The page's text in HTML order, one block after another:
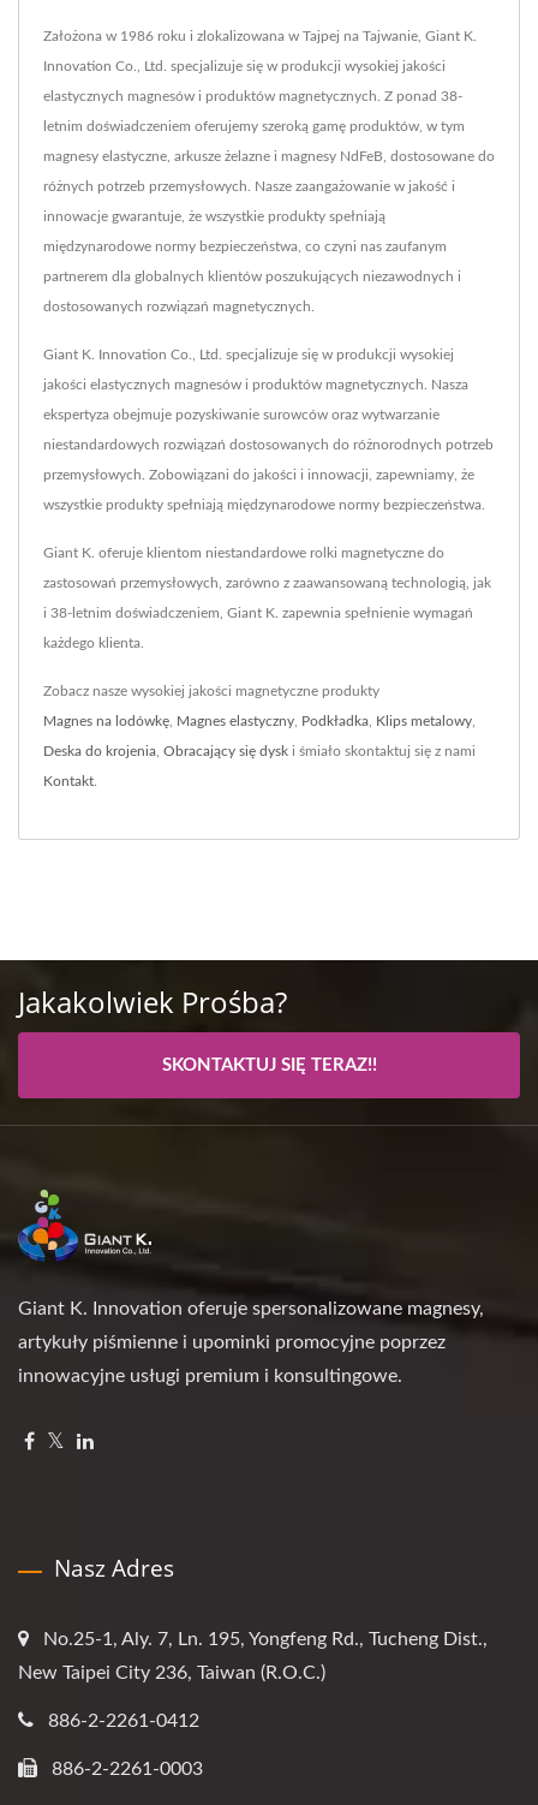
Założona w 1986 roku i zlokalizowana w Tajpej na Tajwanie, Giant K.
Innovation Co., Ltd. specjalizuje się w produkcji wysokiej jakości
elastycznych magnesów i produktów magnetycznych. Z ponad 38-
letnim doświadczeniem oferujemy szeroką gamę produktów, w tym
magnesy elastyczne, arkusze żelazne i magnesy NdFeB, dostosowane do
różnych potrzeb przemysłowych. Nasze zaangażowanie w jakość i
innowacje gwarantuje, że wszystkie produkty spełniają
międzynarodowe normy bezpieczeństwa, co czyni nas zaufanym
partnerem dla globalnych klientów poszukujących niezawodnych i
dostosowanych rozwiązań magnetycznych.
Giant K. Innovation Co., Ltd. specjalizuje się w produkcji wysokiej
jakości elastycznych magnesów i produktów magnetycznych. Nasza
ekspertyza obejmuje pozyskiwanie surowców oraz wytwarzanie
niestandardowych rozwiązań dostosowanych do różnorodnych potrzeb
przemysłowych. Zobowiązani do jakości i innowacji, zapewniamy, że
wszystkie produkty spełniają międzynarodowe normy bezpieczeństwa.
Giant K. oferuje klientom niestandardowe rolki magnetyczne do
zastosowań przemysłowych, zarówno z zaawansowaną technologią, jak
i 38-letnim doświadczeniem, Giant K. zapewnia spełnienie wymagań
każdego klienta.
Zobacz nasze wysokiej jakości magnetyczne produkty
Magnes na lodówkę Magnes elastyczny Podkładka Klips metalowy
Deska do krojenia Obracający się dysk i śmiało skontaktuj się z nami
Kontakt
Jakakolwiek Prośba?
SKONTAKTUJ SIĘ TERAZ!!
Giant K. Innovation oferuje spersonalizowane magnesy,
artykuły piśmienne i upominki promocyjne poprzez
innowacyjne usługi premium i konsultingowe.
Nasz Adres
No.25-1, Aly. 7, Ln. 195, Yongfeng Rd., Tucheng Dist.,
New Taipei City 236, Taiwan (R.O.C.)
886-2-2261-0412
886-2-2261-0003